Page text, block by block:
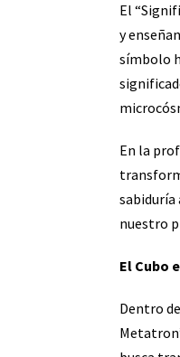
El
y
símbolo
En la
sabiduría
nuestro
El Cubo
Dentro